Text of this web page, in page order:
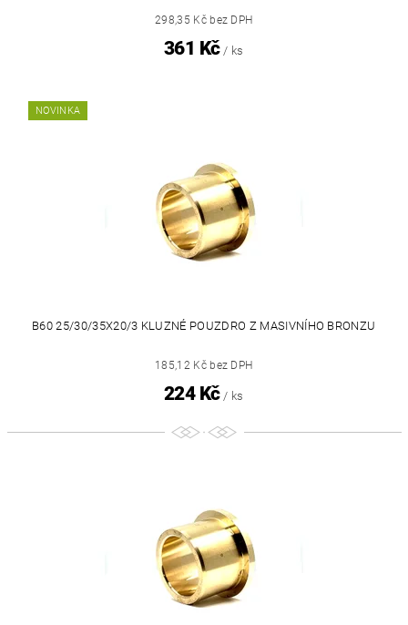
298,35 Kč bez DPH
361 Kč / ks
NOVINKA
B60 25/30/35X20/3 KLUZNÉ POUZDRO Z MASIVNÍHO BRONZU
185,12 Kč bez DPH
224 Kč / ks